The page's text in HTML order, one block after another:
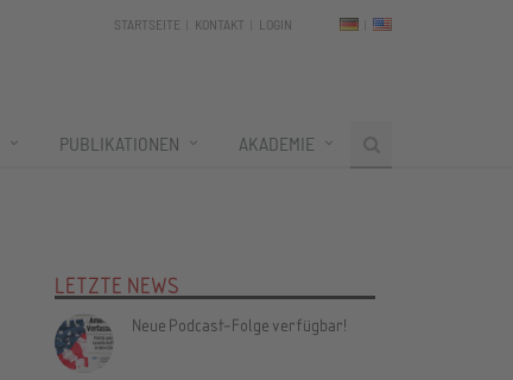
STARTSEITE KONTAKT LOGIN
PUBLIKATIONEN AKADEMIE
LETZTE NEWS
Neue Podcast-Folge verfügbar!